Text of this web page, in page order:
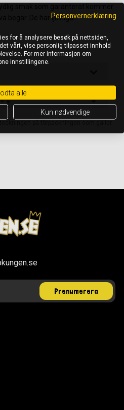
begär. De här ljuvliga...
g
Personvernerklæring
for å analysere besøk på nettsiden,
vårt, vise personlig tilpasset innhold
For mer informasjon om
innstillingene.
alle
Kun nødvendige